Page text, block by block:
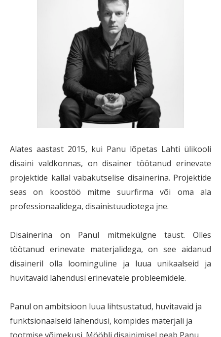
Alates aastast 2015, kui Panu lõpetas Lahti ülikooli
disaini valdkonnas, on disainer töötanud erinevate
projektide kallal vabakutselise disainerina. Projektide
seas on koostöö mitme suurfirma või oma ala
professionaalidega, disainistuudiotega jne.
Disainerina on Panul mitmekülgne taust. Olles
töötanud erinevate materjalidega, on see aidanud
disaineril olla loominguline ja luua unikaalseid ja
huvitavaid lahendusi erinevatele probleemidele.
Panul on ambitsioon luua lihtsustatud, huvitavaid ja
funktsionaalseid lahendusi, kompides materjali ja
tootmise võimekusi. Mööbli disainimisel peab Panu